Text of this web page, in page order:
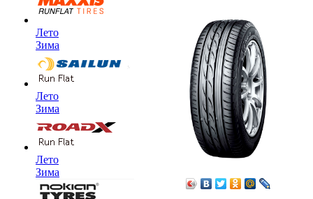
Лето
Зима
Лето
Зима
Лето
Зима